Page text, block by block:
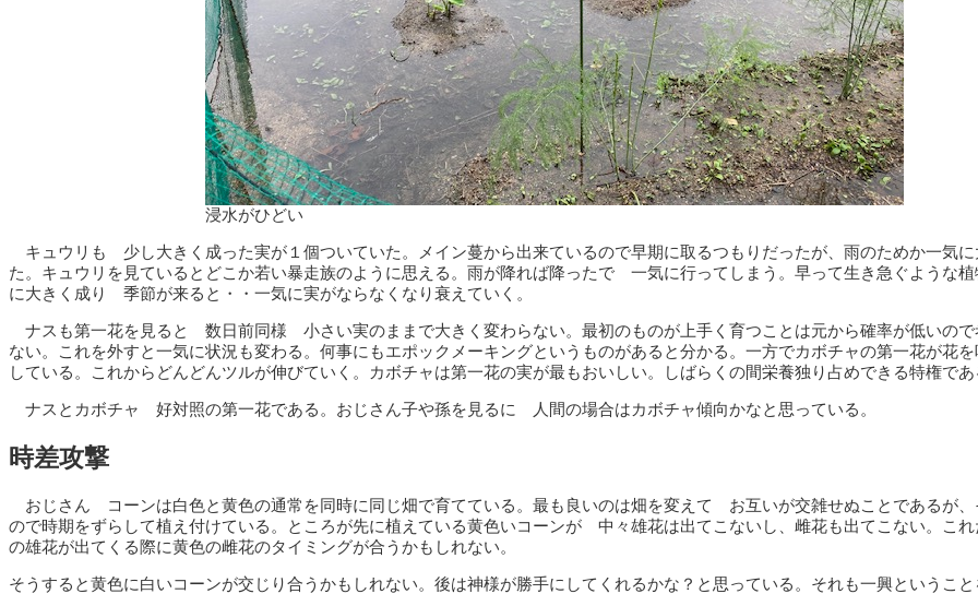
浸水がひどい
キュウリも 少し大きく成った実が１個ついていた。メイン蔓から出来ているので早期に取るつもりだったが、雨のためか一気に
た。キュウリを見ているとどこか若い暴走族のように思える。雨が降れば降ったで 一気に行ってしまう。早って生き急ぐような
に大きく成り 季節が来ると・・一気に実がならなくなり衰えていく。
ナスも第一花を見ると 数日前同様 小さい実のままで大きく変わらない。最初のものが上手く育つことは元から確率が低いので
ない。これを外すと一気に状況も変わる。何事にもエポックメーキングというものがあると分かる。一方でカボチャの第一花が花
している。これからどんどんツルが伸びていく。カボチャは第一花の実が最もおいしい。しばらくの間栄養独り占めできる特権であ
ナスとカボチャ 好対照の第一花である。おじさん子や孫を見るに 人間の場合はカボチャ傾向かなと思っている。
時差攻撃
おじさん コーンは白色と黄色の通常を同時に同じ畑で育てている。最も良いのは畑を変えて お互いが交雑せぬことであるが、
ので時期をずらして植え付けている。ところが先に植えている黄色いコーンが 中々雄花は出てこないし、雌花も出てこない。これ
の雄花が出てくる際に黄色の雌花のタイミングが合うかもしれない。
そうすると黄色に白いコーンが交じり合うかもしれない。後は神様が勝手にしてくれるかな？と思っている。それも一興というこ